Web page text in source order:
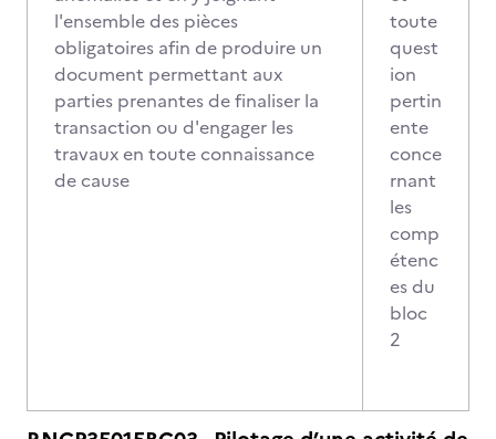
l'ensemble des pièces
obligatoires afin de produire un
document permettant aux
parties prenantes de finaliser la
transaction ou d'engager les
travaux en toute connaissance
de cause
toute
quest
ion
pertin
ente
conce
rnant
les
comp
étenc
es du
bloc
2